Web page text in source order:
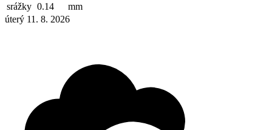
srážky 0.14
mm
úterý 11. 8. 2026